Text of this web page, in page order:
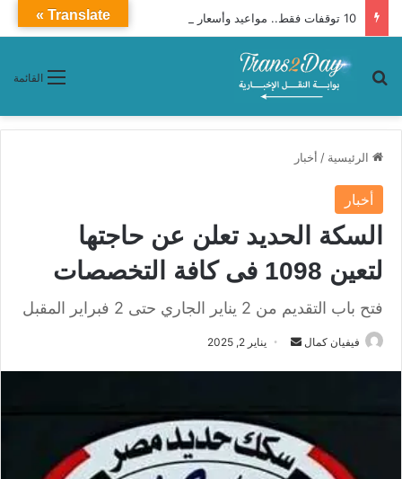
10 توقفات فقط.. مواعيد وأسعار تذاكر قطار «أبو الهول» 2014 من القاهرة إلى الصعيد وأسوان
القائمة بحث عن
الرئيسية / أخبار
أخبار
السكة الحديد تعلن عن حاجتها
لتعين 1098 فى كافة التخصصات
فتح باب التقديم من 2 يناير الجاري حتى 2 فبراير المقبل
فيفيان كمال
ي
يناير 2, 2025
Translate »